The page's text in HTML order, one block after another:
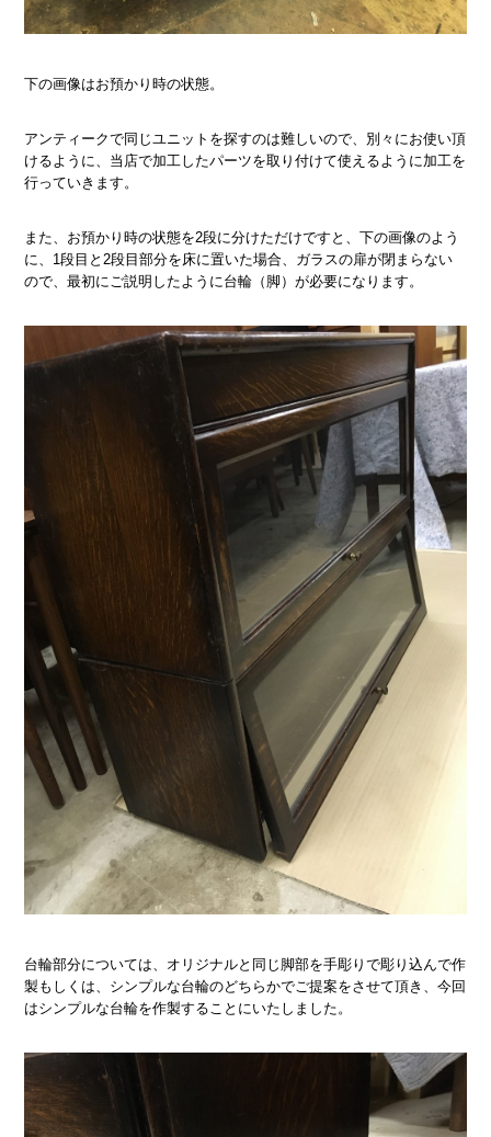
下の画像はお預かり時の状態。
アンティークで同じユニットを探すのは難しいので、別々にお使い頂
けるように、当店で加工したパーツを取り付けて使えるように加工を
行っていきます。
また、お預かり時の状態を2段に分けただけですと、下の画像のよう
に、1段目と2段目部分を床に置いた場合、ガラスの扉が閉まらない
ので、最初にご説明したように台輪（脚）が必要になります。
台輪部分については、オリジナルと同じ脚部を手彫りで彫り込んで作
製もしくは、シンプルな台輪のどちらかでご提案をさせて頂き、今回
はシンプルな台輪を作製することにいたしました。